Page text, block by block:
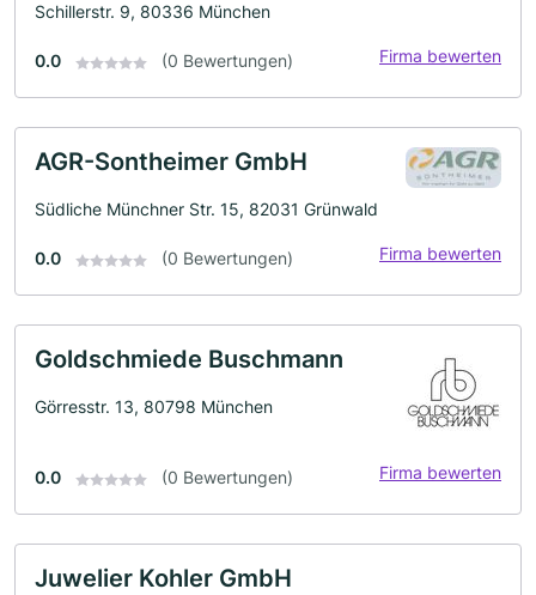
Schillerstr. 9, 80336 München
0.0 (0 Bewertungen) Firma bewerten
AGR-Sontheimer GmbH
Südliche Münchner Str. 15, 82031 Grünwald
0.0 (0 Bewertungen) Firma bewerten
Goldschmiede Buschmann
Görresstr. 13, 80798 München
0.0 (0 Bewertungen) Firma bewerten
Juwelier Kohler GmbH